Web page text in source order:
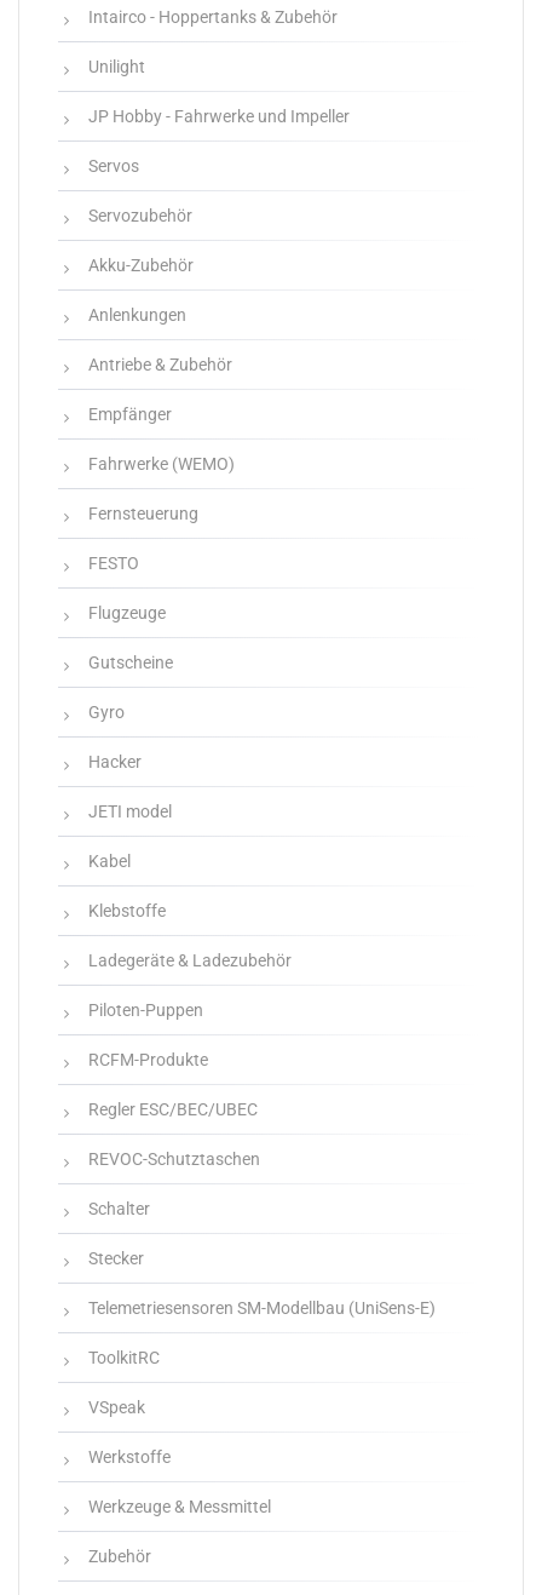
Intairco - Hoppertanks & Zubehör
Unilight
JP Hobby - Fahrwerke und Impeller
Servos
Servozubehör
Akku-Zubehör
Anlenkungen
Antriebe & Zubehör
Empfänger
Fahrwerke (WEMO)
Fernsteuerung
FESTO
Flugzeuge
Gutscheine
Gyro
Hacker
JETI model
Kabel
Klebstoffe
Ladegeräte & Ladezubehör
Piloten-Puppen
RCFM-Produkte
Regler ESC/BEC/UBEC
REVOC-Schutztaschen
Schalter
Stecker
Telemetriesensoren SM-Modellbau (UniSens-E)
ToolkitRC
VSpeak
Werkstoffe
Werkzeuge & Messmittel
Zubehör